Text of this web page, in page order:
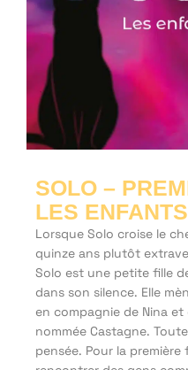
SOLO –
LES
Lorsque Solo croise le
quinze ans plutôt
Solo est une petite fille
dans son silence. Elle
en compagnie de Nina
nommée Castagne.
pensée. Pour la